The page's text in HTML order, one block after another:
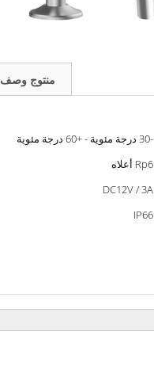
منتوج وصف
-30 درجة مئوية - +60 درجة مئوية
Rp6 أعلاه
DC12V / 3A
IP66